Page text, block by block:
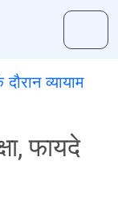
व्यायाम
फायदे